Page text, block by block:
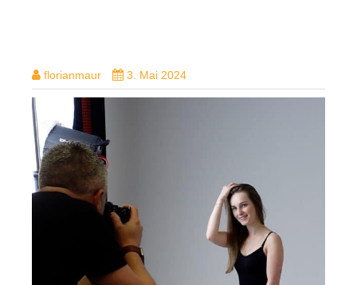
florianmaur 3. Mai 2024